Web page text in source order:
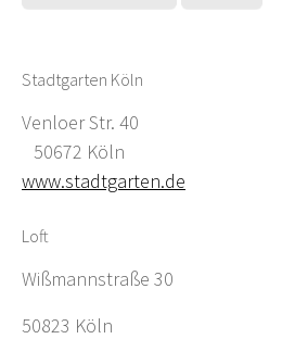
Stadtgarten Köln
Venloer Str. 40
50672 Köln
www.stadtgarten.de
Loft
Wißmannstraße 30
50823 Köln